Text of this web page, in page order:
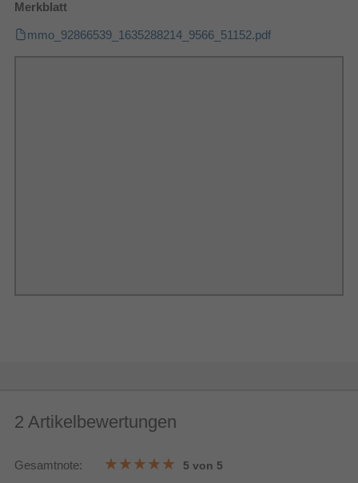
Ursprungsland China
Verstärker Eingebaut
Verstärkers
800 W
Merkblatt
mmo_92866539_1635288214_9566_51152.pdf
2 Artikelbewertungen
Gesamtnote: 5 von 5